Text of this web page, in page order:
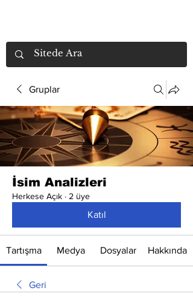
Gruplar
İsim Analizleri
Herkese Açık · 2 üye
Katıl
Tartışma Medya Dosyalar Hakkında
Geri